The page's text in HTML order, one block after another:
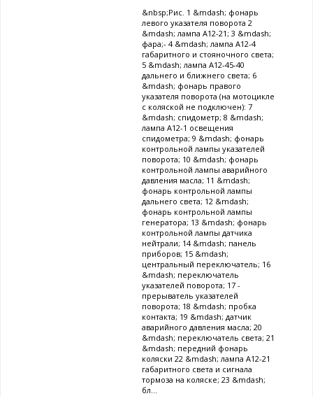
&nbsp;Рис. 1 &mdash; фонарь
левого указателя поворота 2
&mdash; лампа А12-21; 3 &mdash;
фара;- 4 &mdash; лампа А12-4
габаритного и стояночного света;
5 &mdash; лампа А12-45-40
дальнего и ближнего света; 6
&mdash; фонарь правого
указателя поворота (на мотоцикле
с коляской не подключен): 7
&mdash; спидометр; 8 &mdash;
лампа А12-1 освещения
спидометра; 9 &mdash; фонарь
контрольной лампы указателей
поворота; 10 &mdash; фонарь
контрольной лампы аварийного
давления масла; 11 &mdash;
фонарь контрольной лампы
дальнего света; 12 &mdash;
фонарь контрольной лампы
генератора; 13 &mdash; фонарь
контрольной лампы датчика
нейтрали; 14 &mdash; панель
приборов; 15 &mdash;
центральный переключатель; 16
&mdash; переключатель
указателей поворота; 17 -
прерыватель указателей
поворота; 18 &mdash; пробка
контакта; 19 &mdash; датчик
аварийного давления масла; 20
&mdash; переключатель света; 21
&mdash; передний фонарь
коляски 22 &mdash; лампа А12-21
габаритного света и сигнала
тормоза на коляске; 23 &mdash;
бл...